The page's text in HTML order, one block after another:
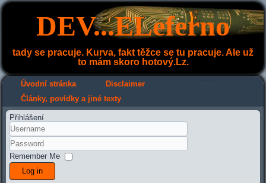
DEV...ELeferno
tady se pracuje. Kurva, fakt těžce se tu pracuje. Ale už
to mám skoro hotový.Lz.
Úvodní stránka Disclaimer
Články, povídky a jiné texty
Přihlášení
Remember Me
Log in